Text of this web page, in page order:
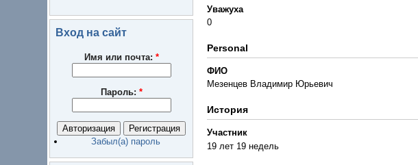
Вход на сайт
Имя или почта: *
Пароль: *
Забыл(а) пароль
Уважуха
0
Personal
ФИО
Мезенцев Владимир Юрьевич
История
Участник
19 лет 19 недель